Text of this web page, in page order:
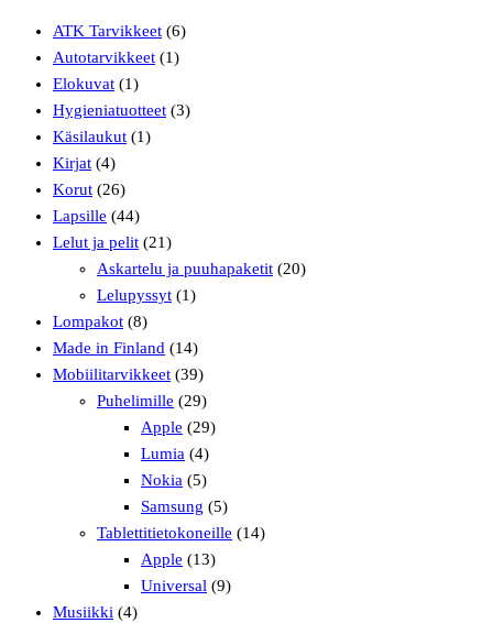
ATK Tarvikkeet (6)
Autotarvikkeet (1)
Elokuvat (1)
Hygieniatuotteet (3)
Käsilaukut (1)
Kirjat (4)
Korut (26)
Lapsille (44)
Lelut ja pelit (21)
Askartelu ja puuhapaketit (20)
Lelupyssyt (1)
Lompakot (8)
Made in Finland (14)
Mobiilitarvikkeet (39)
Puhelimille (29)
Apple (29)
Lumia (4)
Nokia (5)
Samsung (5)
Tablettitietokoneille (14)
Apple (13)
Universal (9)
Musiikki (4)